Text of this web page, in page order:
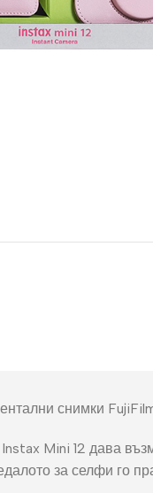
Акрилик Бонд
снимки
Mini 12 дава
за селфи го